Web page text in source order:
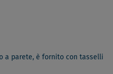
a parete, è fornito con tasselli